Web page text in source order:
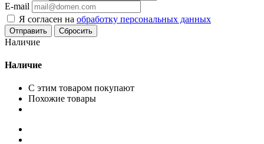
E-mail
Я согласен на обработку персональных данных
Сбросить
Наличие
Наличие
С этим товаром покупают
Похожие товары